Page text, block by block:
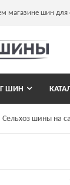
магазине шин для
ШИН
Сельхоз шины на